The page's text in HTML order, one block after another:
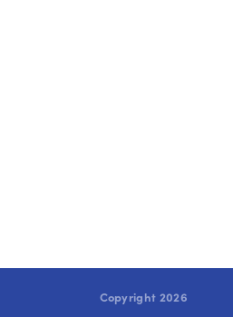
Copyright 2026